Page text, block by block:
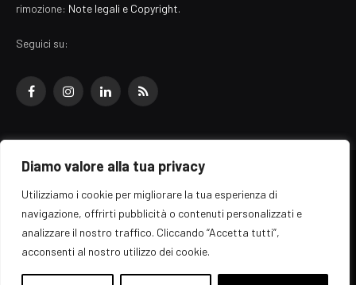
Diamo valore alla tua privacy
Utilizziamo i cookie per migliorare la tua esperienza di
navigazione, offrirti pubblicità o contenuti personalizzati e
analizzare il nostro traffico. Cliccando “Accetta tutti”,
acconsenti al nostro utilizzo dei cookie.
rimozione: Note legali e Copyright.
Seguici su:
FacebookInstagramLinkedInRSS
© 2026 EZ Rome Designed by ARvis.it
Il portale EZ Rome e' una testata giornalistica di carattere generalista
registrata al tribunale di Roma - Numero 389/2008
Direttore responsabile: Raffaella Roani - ISSN: 2036-783X
Edito da ARvis.it srl - via Alessandria 88 - 00198 Roma CF/PI/R.I.